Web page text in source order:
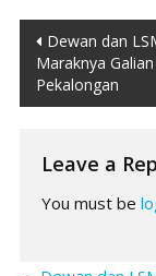
Post
Dewan dan
Maraknya
Pekalongan
Leave a
You must be